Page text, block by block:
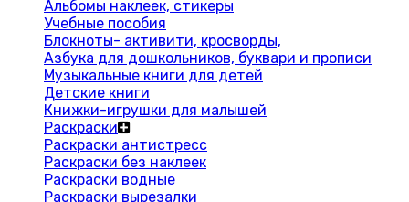
Альбомы наклеек, стикеры
Учебные пособия
Блокноты- активити, кросворды,
Азбука для дошкольников, буквари и прописи
Музыкальные книги для детей
Детские книги
Книжки-игрушки для малышей
Раскраски
Раскраски антистресс
Раскраски без наклеек
Раскраски водные
Раскраски вырезалки